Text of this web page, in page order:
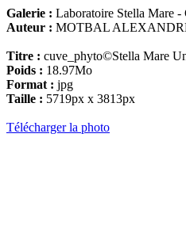
Galerie : Laboratoire Stella Mare -
Auteur : MOTBAL
Titre : cuve_phyto©Stella Mare
Poids : 18.97Mo
Format : jpg
Taille : 5719px x 3813px
Télécharger la photo